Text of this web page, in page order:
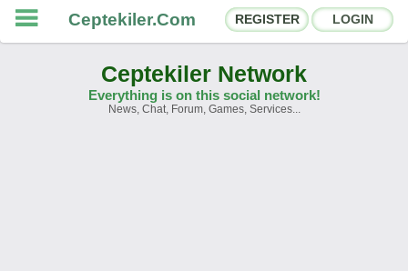
Ceptekiler.Com REGISTER LOGIN
Ceptekiler Network
Everything is on this social network!
News, Chat, Forum, Games, Services...